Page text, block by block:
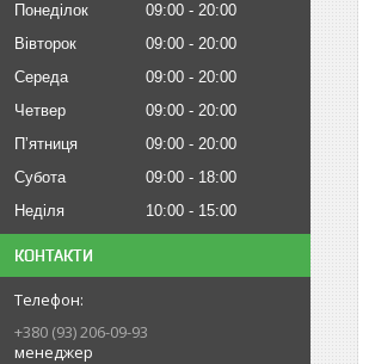
Понеділок 09:00
20:00
Вівторок
09:00
20:00
Середа
09:00
20:00
Четвер
09:00
20:00
Пʼятниця
09:00
20:00
Субота
09:00
18:00
Неділя
10:00 15:00
КОНТАКТИ
+380 (93) 206-09-93
менеджер